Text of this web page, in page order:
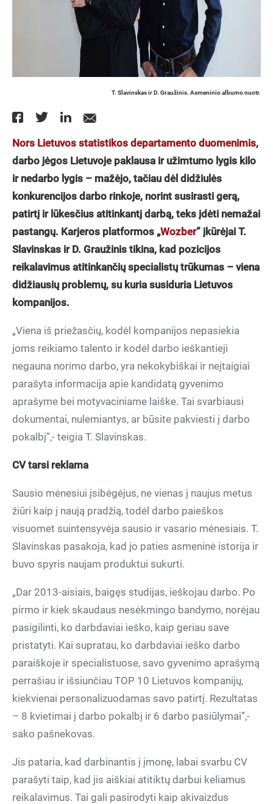
T. Slavinskas ir D. Graužinis. Asmeninio albumo nuotr.
Nors Lietuvos statistikos departamento duomenimis,
darbo jėgos Lietuvoje paklausa ir užimtumo lygis kilo
ir nedarbo lygis – mažėjo, tačiau dėl didžiulės
konkurencijos darbo rinkoje, norint susirasti gerą,
patirtį ir lūkesčius atitinkantį darbą, teks įdėti nemažai
pastangų. Karjeros platformos „Wozber” įkūrėjai T.
Slavinskas ir D. Graužinis tikina, kad pozicijos
reikalavimus atitinkančių specialistų trūkumas – viena
didžiausių problemų, su kuria susiduria Lietuvos
kompanijos.
„Viena iš priežasčių, kodėl kompanijos nepasiekia
joms reikiamo talento ir kodėl darbo ieškantieji
negauna norimo darbo, yra nekokybiškai ir neįtaigiai
parašyta informacija apie kandidatą gyvenimo
aprašyme bei motyvaciniame laiške. Tai svarbiausi
dokumentai, nulemiantys, ar būsite pakviesti į darbo
pokalbį”,- teigia T. Slavinskas.
CV tarsi reklama
Sausio mėnesiui įsibėgėjus, ne vienas į naujus metus
žiūri kaip į naują pradžią, todėl darbo paieškos
visuomet suintensyvėja sausio ir vasario mėnesiais. T.
Slavinskas pasakoja, kad jo paties asmeninė istorija ir
buvo spyris naujam produktui sukurti.
„Dar 2013-aisiais, baigęs studijas, ieškojau darbo. Po
pirmo ir kiek skaudaus nesėkmingo bandymo, norėjau
pasigilinti, ko darbdaviai ieško, kaip geriau save
pristatyti. Kai supratau, ko darbdaviai ieško darbo
paraiškoje ir specialistuose, savo gyvenimo aprašymą
perrašiau ir išsiunčiau TOP 10 Lietuvos kompanijų,
kiekvienai personalizuodamas savo patirtį. Rezultatas
– 8 kvietimai į darbo pokalbį ir 6 darbo pasiūlymai”,-
sako pašnekovas.
Jis pataria, kad darbinantis į įmonę, labai svarbu CV
parašyti taip, kad jis aiškiai atitiktų darbui keliamus
reikalavimus. Tai gali pasirodyti kaip akivaizdus